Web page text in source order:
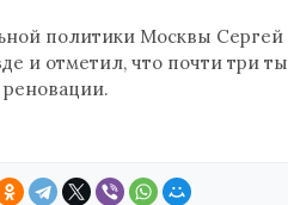
политики Москвы
и отметил, что почти три